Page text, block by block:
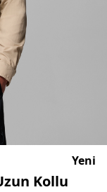
Yeni
Kollu